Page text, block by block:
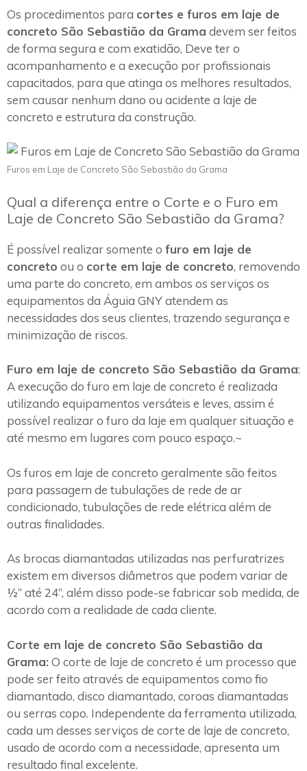
Os procedimentos para cortes e furos em laje de
concreto São Sebastião da Grama devem ser feitos
de forma segura e com exatidão, Deve ter o
acompanhamento e a execução por profissionais
capacitados, para que atinga os melhores resultados,
sem causar nenhum dano ou acidente a laje de
concreto e estrutura da construção.
Furos em Laje de Concreto São Sebastião da Grama
Qual a diferença entre o Corte e o Furo em
Laje de Concreto São Sebastião da Grama?
É possível realizar somente o furo em laje de
concreto ou o corte em laje de concreto, removendo
uma parte do concreto, em ambos os serviços os
equipamentos da Águia GNY atendem as
necessidades dos seus clientes, trazendo segurança e
minimização de riscos.
Furo em laje de concreto São Sebastião da Grama:
A execução do furo em laje de concreto é realizada
utilizando equipamentos versáteis e leves, assim é
possível realizar o furo da laje em qualquer situação e
até mesmo em lugares com pouco espaço.~
Os furos em laje de concreto geralmente são feitos
para passagem de tubulações de rede de ar
condicionado, tubulações de rede elétrica além de
outras finalidades.
As brocas diamantadas utilizadas nas perfuratrizes
existem em diversos diâmetros que podem variar de
½” até 24”, além disso pode-se fabricar sob medida, de
acordo com a realidade de cada cliente.
Corte em laje de concreto São Sebastião da
Grama: O corte de laje de concreto é um processo que
pode ser feito através de equipamentos como fio
diamantado, disco diamantado, coroas diamantadas
ou serras copo. Independente da ferramenta utilizada,
cada um desses serviços de corte de laje de concreto,
usado de acordo com a necessidade, apresenta um
resultado final excelente.